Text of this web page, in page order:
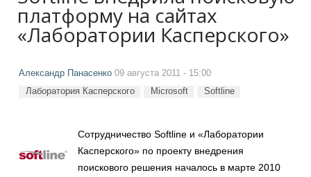
платформу на сайтах
«Лаборатории Касперского»
Александр Панасенко 09 августа 2011 - 15:00
Лаборатория Касперского Microsoft Softline
Сотрудничество Softline и «Лаборатории
Касперского» по проекту внедрения
поискового решения началось в марте 2010